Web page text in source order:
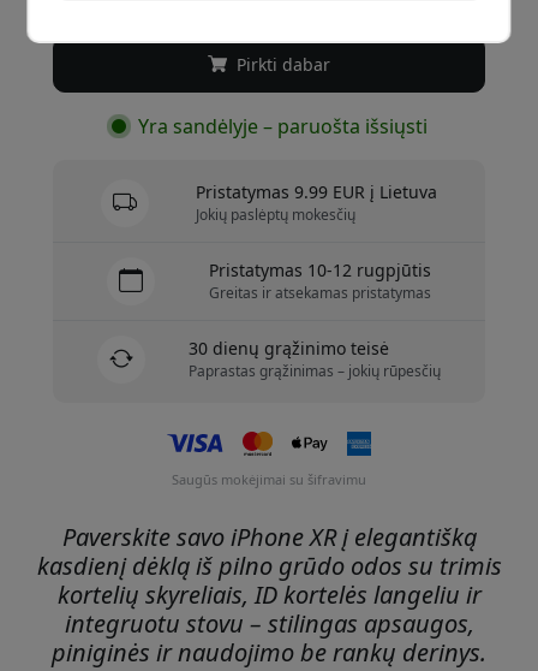
Pirkti dabar
Yra sandėlyje – paruošta išsiųsti
Pristatymas 9.99 EUR į Lietuva
Jokių paslėptų mokesčių
Pristatymas 10-12 rugpjūtis
Greitas ir atsekamas pristatymas
30 dienų grąžinimo teisė
Paprastas grąžinimas – jokių rūpesčių
Saugūs mokėjimai su šifravimu
Paverskite savo iPhone XR į elegantišką
kasdienį dėklą iš pilno grūdo odos su trimis
kortelių skyreliais, ID kortelės langeliu ir
integruotu stovu – stilingas apsaugos,
piniginės ir naudojimo be rankų derinys.